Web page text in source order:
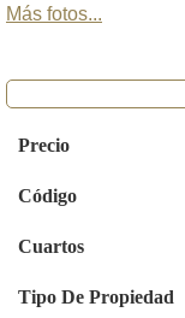
Más fotos...
Precio
Código
Cuartos
Tipo De Propiedad